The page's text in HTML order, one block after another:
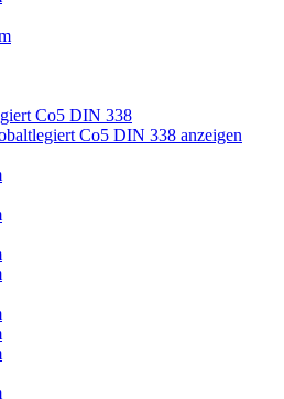
Co5 DIN 338
Co5 DIN 338 anzeigen